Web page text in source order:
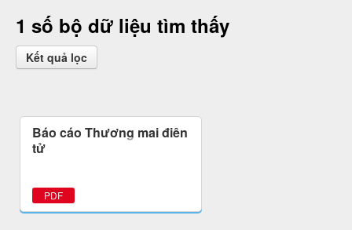
1 số bộ dữ liệu tìm thấy
Kết quả lọc
Báo cáo Thương mại điện
tử
PDF